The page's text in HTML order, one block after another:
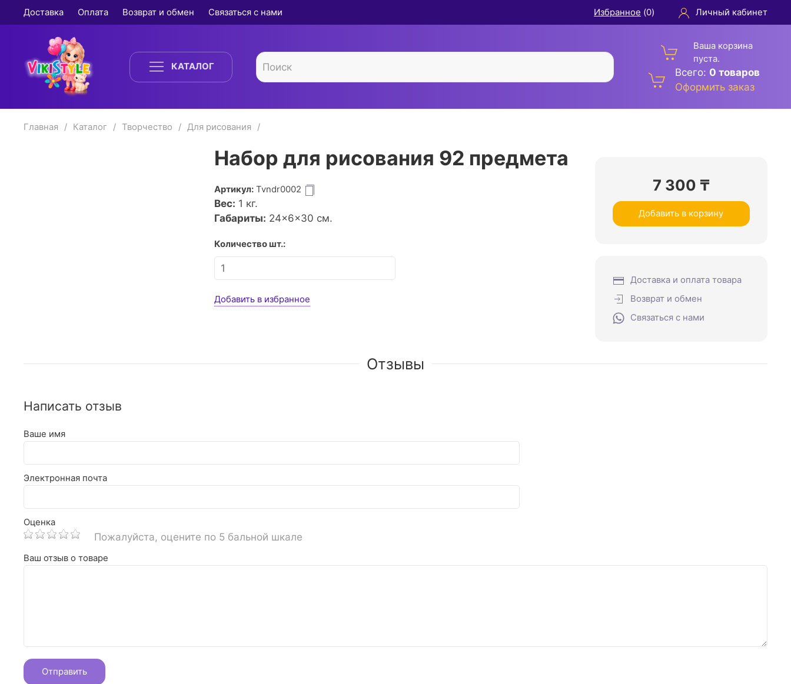
Доставка Оплата Возврат и обмен Связаться с нами Избранное (0) Личный кабинет
КАТАЛОГ
Ваша корзина
пуста.
Всего: 0 товаров
Оформить заказ
Главная Каталог Творчество Для рисования
Набор для рисования 92 предмета
Артикул: Tvndr0002
Вес: 1 кг.
Габариты: 24×6×30 см.
Количество шт.:
Добавить в избранное
7 300 ₸
Добавить в корзину
Доставка и оплата товара
Возврат и обмен
Связаться с нами
Отзывы
Написать отзыв
Ваше имя
Электронная почта
Оценка
Пожалуйста, оцените по 5 бальной шкале
Ваш отзыв о товаре